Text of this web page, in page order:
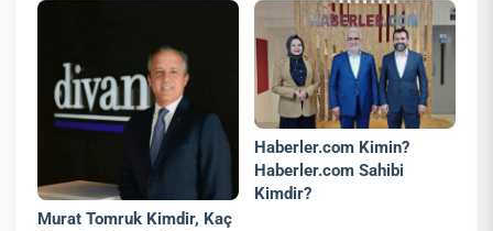
Murat Tomruk Kimdir, Kaç
Haberler.com Kimin?
Haberler.com Sahibi
Kimdir?